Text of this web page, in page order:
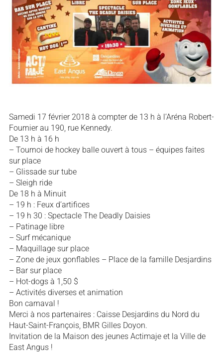
Samedi 17 février 2018 à compter de 13 h à l’Aréna Robert-
Fournier au 190, rue Kennedy.
De 13 h à 16 h
– Tournoi de hockey balle ouvert à tous – équipes faites
sur place
– Glissade sur tube
– Sleigh ride
De 18 h à Minuit
– 19 h : Feux d’artifices
– 19 h 30 : Spectacle The Deadly Daisies
– Patinage libre
– Surf mécanique
– Maquillage sur place
– Zone de jeux gonflables – Place de la famille Desjardins
– Bar sur place
– Hot-dogs à 1,50 $
– Activités diverses et animation
Bon carnaval !
Merci à nos partenaires : Caisse Desjardins du Nord du
Haut-Saint-François, BMR Gilles Doyon.
Invitation de la Maison des jeunes Actimaje et la Ville de
East Angus !